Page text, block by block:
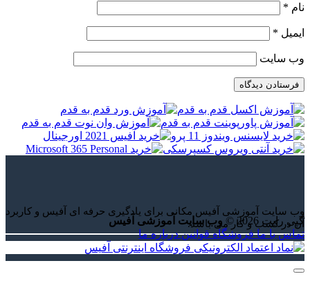
نام *
ایمیل *
وب‌ سایت
وب سایت آموزشی آفیس مکانی برای یادگیری حرفه ای آفیس و کاربرد
آن در کسب و کار می باشد.
کپی رایت 2026 ©
وب سایت آموزشی آفیس
تماس با ما فروشگاه قوانین درباره ما